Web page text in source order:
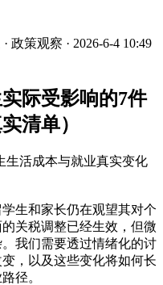
· 政策观察 · 2026-6-4 10:49
际受影响的7件
清单）
生活成本与就业真实变化
生和家长仍在观望其对个
关税调整已经生效，但微
我们需要透过情绪化的讨
，以及这些变化将如何长
径。